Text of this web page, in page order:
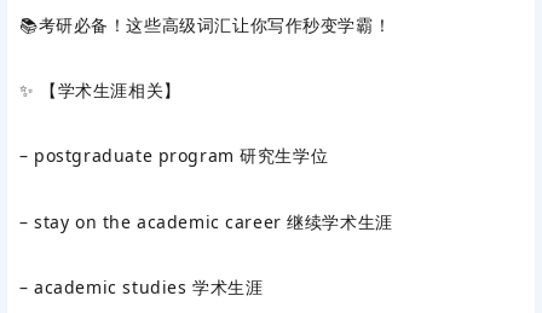
📚考研必备！这些高级词汇让你写作秒变学霸！
✨ 【学术生涯相关】
– postgraduate program 研究生学位
– stay on the academic career 继续学术生涯
– academic studies 学术生涯